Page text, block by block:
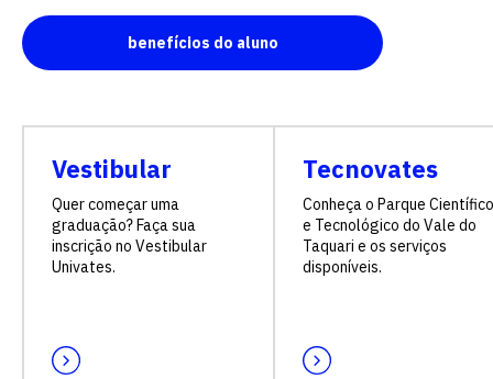
benefícios do aluno
Vestibular
Quer começar uma
graduação? Faça sua
inscrição no Vestibular
Univates.
Tecnovates
Conheça o Parque Científico
e Tecnológico do Vale do
Taquari e os serviços
disponíveis.